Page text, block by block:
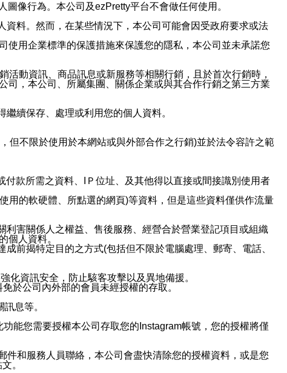
像行為。本公司及ezPretty平台不會做任何使用。
料。然而，在某些情況下，本公司可能會因受政府要求或法
使用企業標準的保護措施來保護您的隱私，本公司並未承諾您
動資訊、商品訊息或新服務等相關行銷，且於首次行銷時，
司，本公司、所屬集團、關係企業或與其合作行銷之第三方業
續保存、處理或利用您的個人資料。
但不限於使用於本網站或與外部合作之行銷)並於法令容許之範
款所需之資料、IＰ位址、及其他得以直接或間接識別使用者
用的軟硬體、所點選的網頁)等資料，但是這些資料僅供作流量
害關係人之權益、售後服務、經營合於營業登記項目或組織
個人資料。
前揭特定目的之方式(包括但不限於電腦處理、郵寄、電話、
化資訊安全，防止駭客攻擊以及異地備援。
於公司內外部的會員未經授權的存取。
息等。
能您需要授權本公司存取您的Instagram帳號，您的授權將僅
和服務人員聯絡，本公司會盡快清除您的授權資料，或是您
。